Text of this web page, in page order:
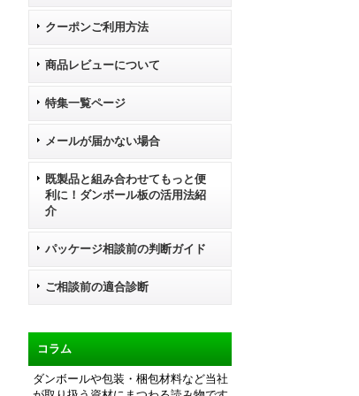
クーポンご利用方法
商品レビューについて
特集一覧ページ
メールが届かない場合
既製品と組み合わせてもっと便
利に！ダンボール板の活用法紹
介
パッケージ相談前の判断ガイド
ご相談前の適合診断
コラム
ダンボールや包装・梱包材料など当社